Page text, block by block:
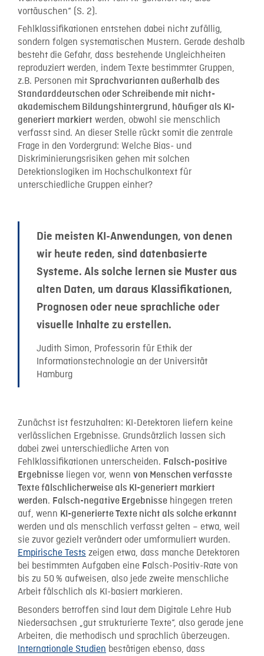
vortäuschen“ (S. 2).
Fehlklassifikationen entstehen dabei nicht zufällig,
sondern folgen systematischen Mustern. Gerade deshalb
besteht die Gefahr, dass bestehende Ungleichheiten
reproduziert werden, indem Texte bestimmter Gruppen,
z.B. Personen mit Sprachvarianten außerhalb des
Standarddeutschen oder Schreibende mit nicht-
akademischem Bildungshintergrund, häufiger als KI-
generiert markiert werden, obwohl sie menschlich
verfasst sind. An dieser Stelle rückt somit die zentrale
Frage in den Vordergrund: Welche Bias- und
Diskriminierungsrisiken gehen mit solchen
Detektionslogiken im Hochschulkontext für
unterschiedliche Gruppen einher?
Die meisten KI-Anwendungen, von denen
wir heute reden, sind datenbasierte
Systeme. Als solche lernen sie Muster aus
alten Daten, um daraus Klassifikationen,
Prognosen oder neue sprachliche oder
visuelle Inhalte zu erstellen.
Judith Simon, Professorin für Ethik der
Informationstechnologie an der Universität
Hamburg
Zunächst ist festzuhalten: KI-Detektoren liefern keine
verlässlichen Ergebnisse. Grundsätzlich lassen sich
dabei zwei unterschiedliche Arten von
Fehlklassifikationen unterscheiden. Falsch-positive
Ergebnisse liegen vor, wenn von Menschen verfasste
Texte fälschlicherweise als KI-generiert markiert
werden. Falsch-negative Ergebnisse hingegen treten
auf, wenn KI-generierte Texte nicht als solche erkannt
werden und als menschlich verfasst gelten – etwa, weil
sie zuvor gezielt verändert oder umformuliert wurden.
Empirische Tests zeigen etwa, dass manche Detektoren
bei bestimmten Aufgaben eine Falsch-Positiv-Rate von
bis zu 50 % aufweisen, also jede zweite menschliche
Arbeit fälschlich als KI-basiert markieren.
Besonders betroffen sind laut dem Digitale Lehre Hub
Niedersachsen „gut strukturierte Texte“, also gerade jene
Arbeiten, die methodisch und sprachlich überzeugen.
Internationale Studien bestätigen ebenso, dass